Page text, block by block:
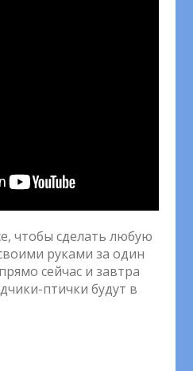
чтобы сделать любую
руками за один
сейчас и завтра
птички будут в